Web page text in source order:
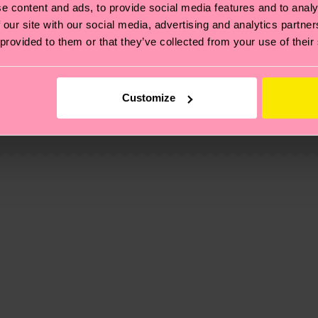
content and ads, to provide social media features and to
site with our social media, advertising and analytics
to them or that they’ve collected from your use of
Customize
et aux certifications : il s'agit aussi de mettre en
et BIEN PLUS ENCORE ! Pour plus d'informations,
locaux.